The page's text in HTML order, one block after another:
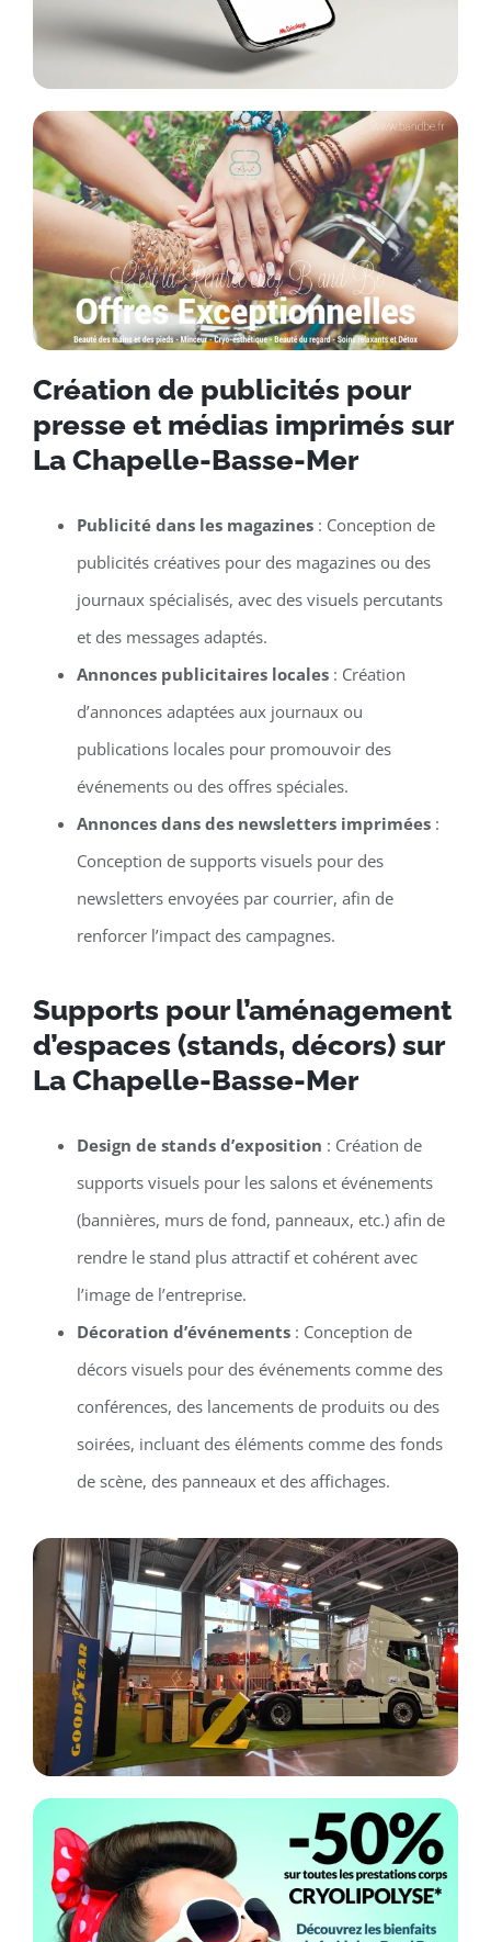
Création de publicités pour
presse et médias imprimés sur
La Chapelle-Basse-Mer
Publicité dans les magazines: Conception de
publicités créatives pour des magazines ou des
journaux spécialisés, avec des visuels percutants
et des messages adaptés.
Annonces publicitaires locales: Création
d’annonces adaptées aux journaux ou
publications locales pour promouvoir des
événements ou des offres spéciales.
Annonces dans des newsletters imprimées:
Conception de supports visuels pour des
newsletters envoyées par courrier, afin de
renforcer l’impact des campagnes.
Supports pour l’aménagement
d’espaces (stands, décors) sur
La Chapelle-Basse-Mer
Design de stands d’exposition : Création de
supports visuels pour les salons et événements
(bannières, murs de fond, panneaux, etc.) afin de
rendre le stand plus attractif et cohérent avec
l’image de l’entreprise.
Décoration d’événements: Conception de
décors visuels pour des événements comme des
conférences, des lancements de produits ou des
soirées, incluant des éléments comme des fonds
de scène, des panneaux et des affichages.